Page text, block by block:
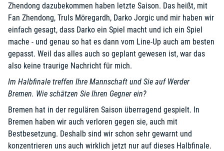
Zhendong dazubekommen haben letzte Saison. Das heißt, mit
Fan Zhendong, Truls Möregardh, Darko Jorgic und mir haben wir
einfach gesagt, dass Darko ein Spiel macht und ich ein Spiel
mache - und genau so hat es dann vom Line-Up auch am besten
gepasst. Weil das alles auch so geplant gewesen ist, war das
also keine traurige Nachricht für mich.
Im Halbfinale treffen Ihre Mannschaft und Sie auf Werder
Bremen. Wie schätzen Sie Ihren Gegner ein?
Bremen hat in der regulären Saison überragend gespielt. In
Bremen haben wir auch verloren gegen sie, auch mit
Bestbesetzung. Deshalb sind wir schon sehr gewarnt und
konzentrieren uns auch wirklich jetzt nur auf dieses Halbfinale.